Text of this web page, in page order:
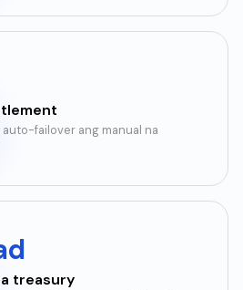
failover ang manual na
treasury